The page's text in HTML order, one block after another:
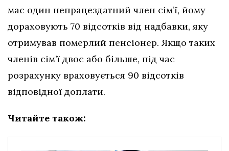
має один непрацездатний член сім’ї, йому
дораховують 70 відсотків від надбавки, яку
отримував померлий пенсіонер. Якщо таких
членів сім’ї двоє або більше, під час
розрахунку враховується 90 відсотків
відповідної доплати.
Читайте також: